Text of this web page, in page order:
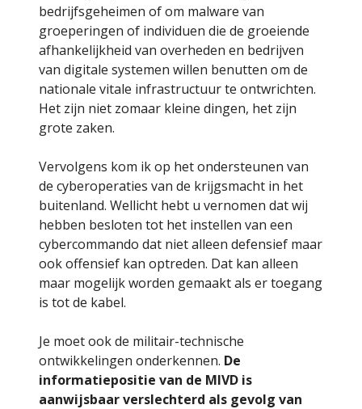
bedrijfsgeheimen of om malware van
groeperingen of individuen die de groeiende
afhankelijkheid van overheden en bedrijven
van digitale systemen willen benutten om de
nationale vitale infrastructuur te ontwrichten.
Het zijn niet zomaar kleine dingen, het zijn
grote zaken.
Vervolgens kom ik op het ondersteunen van
de cyberoperaties van de krijgsmacht in het
buitenland. Wellicht hebt u vernomen dat wij
hebben besloten tot het instellen van een
cybercommando dat niet alleen defensief maar
ook offensief kan optreden. Dat kan alleen
maar mogelijk worden gemaakt als er toegang
is tot de kabel.
Je moet ook de militair-technische
ontwikkelingen onderkennen. De
informatiepositie van de MIVD is
aanwijsbaar verslechterd als gevolg van